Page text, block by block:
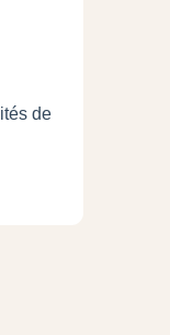
de